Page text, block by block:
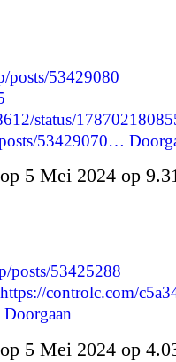
53429080
status/
53429070…
op 5 Mei 2024 op
posts/53425288
https://controlc.com/
Doorgaan
op 5 Mei 2024 op